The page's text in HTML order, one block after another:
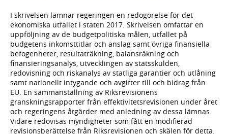
I skrivelsen lämnar regeringen en redogörelse för det
ekonomiska utfallet i staten 2017. Skrivelsen omfattar en
uppföljning av de budgetpolitiska målen, utfallet på
budgetens inkomsttitlar och anslag samt övriga finansiella
befogenheter, resultaträkning, balansräkning och
finansieringsanalys, utvecklingen av statsskulden,
redovisning och riskanalys av statliga garantier och utlåning
samt nationellt intygande och avgifter till och bidrag från
EU. En sammanställning av Riksrevisionens
granskningsrapporter från effektivitetsrevisionen under året
och regeringens åtgärder med anledning av dessa lämnas.
Vidare redovisas myndigheter som fått en modifierad
revisionsberättelse från Riksrevisionen och skälen för detta.